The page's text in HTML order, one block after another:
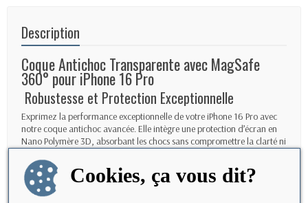
Description
Coque Antichoc Transparente avec MagSafe
360° pour iPhone 16 Pro
Robustesse et Protection Exceptionnelle
Exprimez la performance exceptionnelle de votre iPhone 16 Pro avec
notre coque antichoc avancée. Elle intègre une protection d’écran en
Nano Polymère 3D, absorbant les chocs sans compromettre la clarté ni
Recharge Sans Fil Optimisée
Profitez d'une recharge sans fil rapide grâce aux aimants MagSafe
Cookies, ça vous dit?